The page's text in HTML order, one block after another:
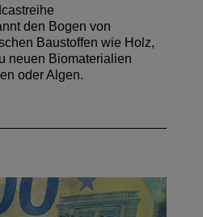
den Bogen von
Baustoffen wie Holz,
neuen Biomaterialien
oder Algen.